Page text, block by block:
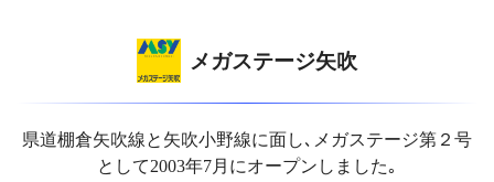
メガステージ矢吹
県道棚倉矢吹線と矢吹小野線に面し､メガステージ第２号
として2003年7月にオープンしました｡